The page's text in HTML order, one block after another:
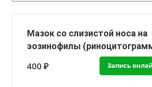
Мазок со слизистой носа на
эозинофилы
400 ₽ Запись